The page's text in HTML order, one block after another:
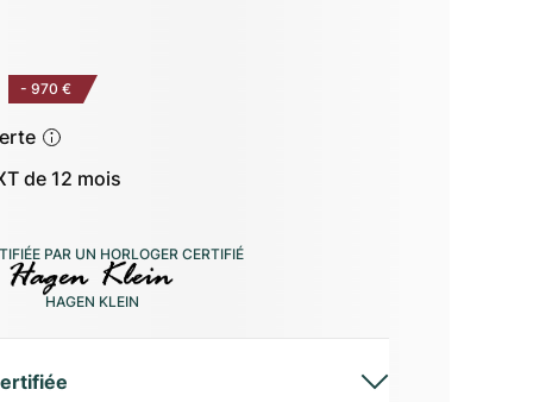
- 970 €
de 12 mois
PAR UN HORLOGER CERTIFIÉ
HAGEN KLEIN